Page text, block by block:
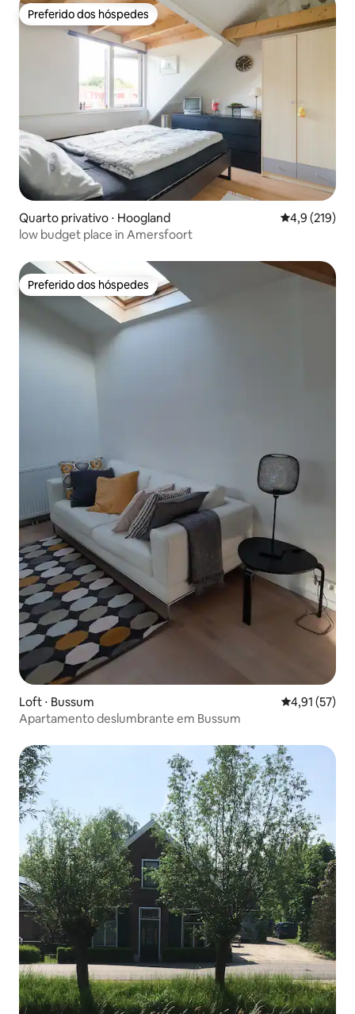
Preferido dos hóspedes
Preferido dos hóspedes
Quarto privativo ⋅ Hoogland 4,9 de uma
4,9 (219)
low budget place in Amersfoort
Preferido dos hóspedes
Preferido dos hóspedes
Loft ⋅ Bussum 4,91 de uma
4,91 (57)
Apartamento deslumbrante em Bussum